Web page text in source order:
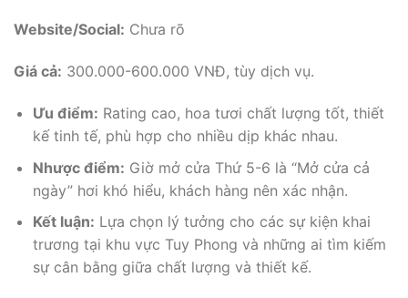
Website/Social: Chưa rõ
Giá cả: 300.000-600.000 VNĐ, tùy dịch vụ.
Ưu điểm: Rating cao, hoa tươi chất lượng tốt, thiết
kế tinh tế, phù hợp cho nhiều dịp khác nhau.
Nhược điểm: Giờ mở cửa Thứ 5-6 là “Mở cửa cả
ngày” hơi khó hiểu, khách hàng nên xác nhận.
Kết luận: Lựa chọn lý tưởng cho các sự kiện khai
trương tại khu vực Tuy Phong và những ai tìm kiếm
sự cân bằng giữa chất lượng và thiết kế.